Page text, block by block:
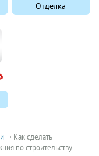
Отделка
Как сделать
по строительству